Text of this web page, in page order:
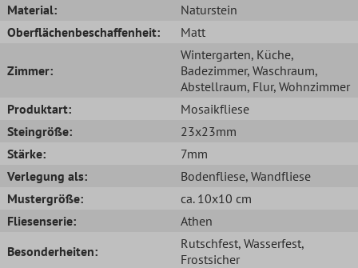
Material:
Naturstein
Oberflächenbeschaffenheit:
Matt
Zimmer:
Wintergarten, Küche,
Badezimmer, Waschraum,
Abstellraum, Flur, Wohnzimmer
Produktart:
Mosaikfliese
Steingröße:
23x23mm
Stärke:
7mm
Verlegung als:
Bodenfliese, Wandfliese
Mustergröße:
ca. 10x10 cm
Fliesenserie:
Athen
Besonderheiten:
Rutschfest, Wasserfest,
Frostsicher